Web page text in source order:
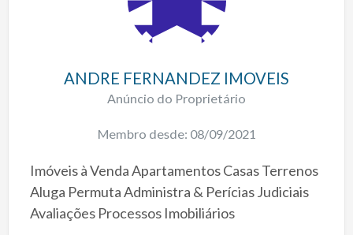
ANDRE FERNANDEZ IMOVEIS
Anúncio do Proprietário
Membro desde: 08/09/2021
Imóveis à Venda Apartamentos Casas Terrenos
Aluga Permuta Administra & Perícias Judiciais
Avaliações Processos Imobiliários